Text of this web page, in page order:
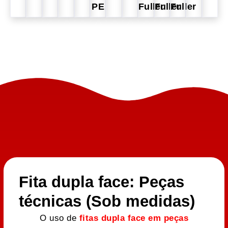
PE
FullerFullerFuller
Fita dupla face: Peças
técnicas (Sob medidas)
O uso de fitas dupla face em peças